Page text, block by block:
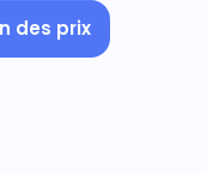
des prix